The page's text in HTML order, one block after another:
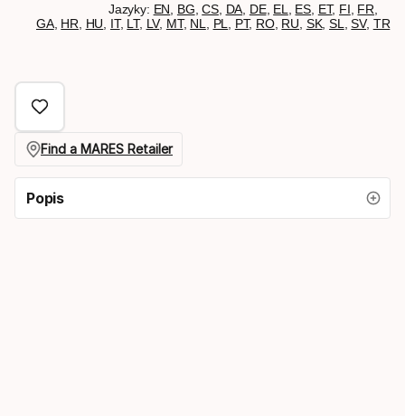
Jazyky: EN BG ,CS, DA DE, EL ES ET, FI FR
GA, HR HU IT, LT, LV, MT, NL PL PT, RO, RU SK,SL ,SV, TR
Find a MARES Retailer
Popis